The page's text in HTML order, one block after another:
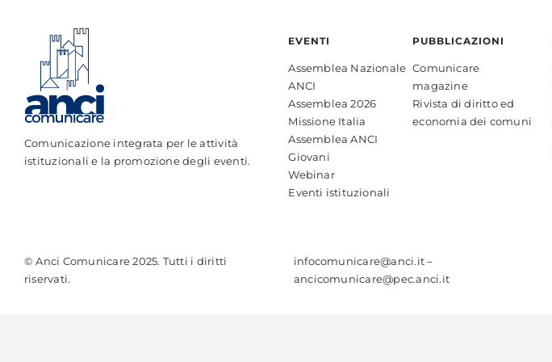
Comunicazione integrata per le attività
istituzionali e la promozione degli eventi.
EVENTI
Assemblea Nazionale
ANCI
Assemblea 2026
Missione Italia
Assemblea ANCI
Giovani
Webinar
Eventi istituzionali
PUBBLICAZIONI
Comunicare
magazine
Rivista di diritto ed
economia dei comuni
© Anci Comunicare 2025. Tutti i diritti
riservati.
infocomunicare@anci.it–
ancicomunicare@pec.anci.it